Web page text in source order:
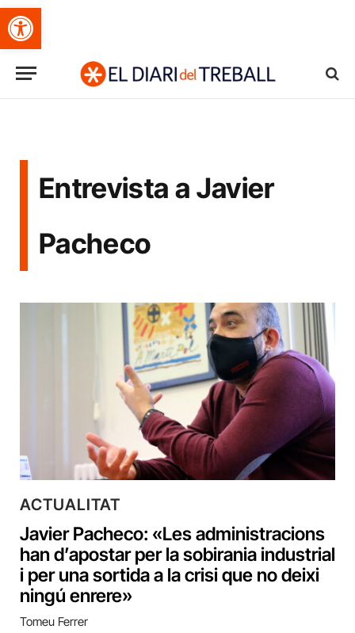
Obre la barra d'eines
Entrevista a Javier
Pacheco
ACTUALITAT
Javier Pacheco: «Les administracions
han d’apostar per la sobirania industrial
i per una sortida a la crisi que no deixi
ningú enrere»
Tomeu Ferrer